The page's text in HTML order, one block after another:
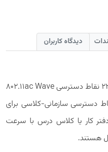
دیدگاه کاربران
و 223E نقاط دسترسی 802.11ac Wave
دسترسی سازمانی-کلاسی برای
کار یا کلاس درس با سرعت